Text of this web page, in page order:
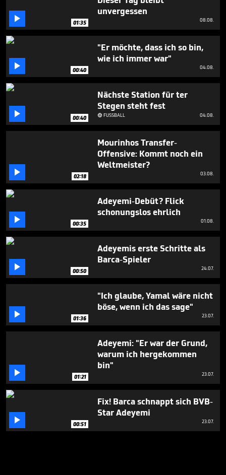
 01:35
unvergessen
08.08.
 00:40
"Er möchte, dass ich so bin,
wie ich immer war"
04.08.
 00:40
Nächste Station für ter
Stegen steht fest
FUSSBALL 04.08.
 02:18
Mourinhos Transfer-
Offensive: Kommt noch ein
Weltmeister?
03.08.
 00:35
Adeyemi-Debüt? Flick
schonungslos ehrlich
01.08.
 00:50
Adeyemis erste Schritte als
Barca-Spieler
24.07.
 01:36
"Ich glaube, Yamal wäre nicht
böse, wenn ich das sage"
23.07.
 01:21
Adeyemi: "Er war der Grund,
warum ich hergekommen
bin"
23.07.
 00:51
Fix! Barca schnappt sich BVB-
Star Adeyemi
23.07.